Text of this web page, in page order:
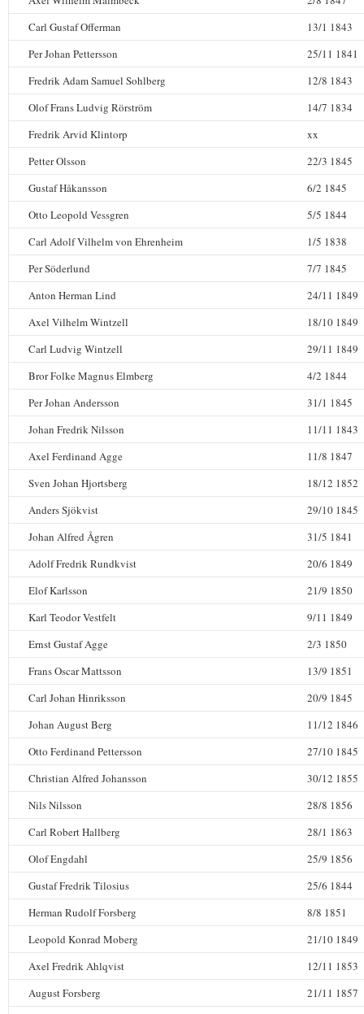
Carl Gustaf Offerman
13/1 1843
Per Johan Pettersson
25/11 1841
Fredrik Adam Samuel Sohlberg
12/8 1843
Olof Frans Ludvig Rörström
14/7 1834
Fredrik Arvid Klintorp
xx
Petter Olsson
22/3 1845
Gustaf Håkansson
6/2 1845
Otto Leopold Vessgren
5/5 1844
Carl Adolf Vilhelm von Ehrenheim
1/5 1838
Per Söderlund
7/7 1845
Anton Herman Lind
24/11 1849
Axel Vilhelm Wintzell
18/10 1849
Carl Ludvig Wintzell
29/11 1849
Bror Folke Magnus Elmberg
4/2 1844
Per Johan Andersson
31/1 1845
Johan Fredrik Nilsson
11/11 1843
Axel Ferdinand Agge
11/8 1847
Sven Johan Hjortsberg
18/12 1852
Anders Sjökvist
29/10 1845
Johan Alfred Ågren
31/5 1841
Adolf Fredrik Rundkvist
20/6 1849
Elof Karlsson
21/9 1850
Karl Teodor Vestfelt
9/11 1849
Ernst Gustaf Agge
2/3 1850
Frans Oscar Mattsson
13/9 1851
Carl Johan Hinriksson
20/9 1845
Johan August Berg
11/12 1846
Otto Ferdinand Pettersson
27/10 1845
Christian Alfred Johansson
30/12 1855
Nils Nilsson
28/8 1856
Carl Robert Hallberg
28/1 1863
Olof Engdahl
25/9 1856
Gustaf Fredrik Tilosius
25/6 1844
Herman Rudolf Forsberg
8/8 1851
Leopold Konrad Moberg
21/10 1849
Axel Fredrik Ahlqvist
12/11 1853
August Forsberg
21/11 1857